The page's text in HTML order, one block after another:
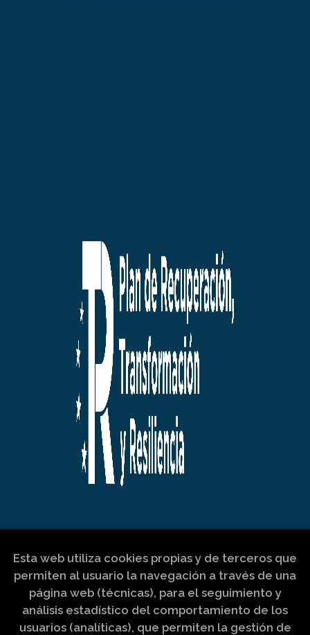
Esta web utiliza cookies propias y de terceros que
permiten al usuario la navegación a través de una
página web (técnicas), para el seguimiento y
análisis estadístico del comportamiento de los
usuarios (analíticas), que permiten la gestión de